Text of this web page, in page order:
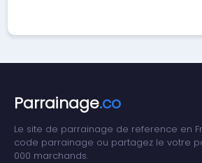
Parrainage.co
Le site de parrainage de reference en
code parrainage ou partagez le votre
000 marchands.